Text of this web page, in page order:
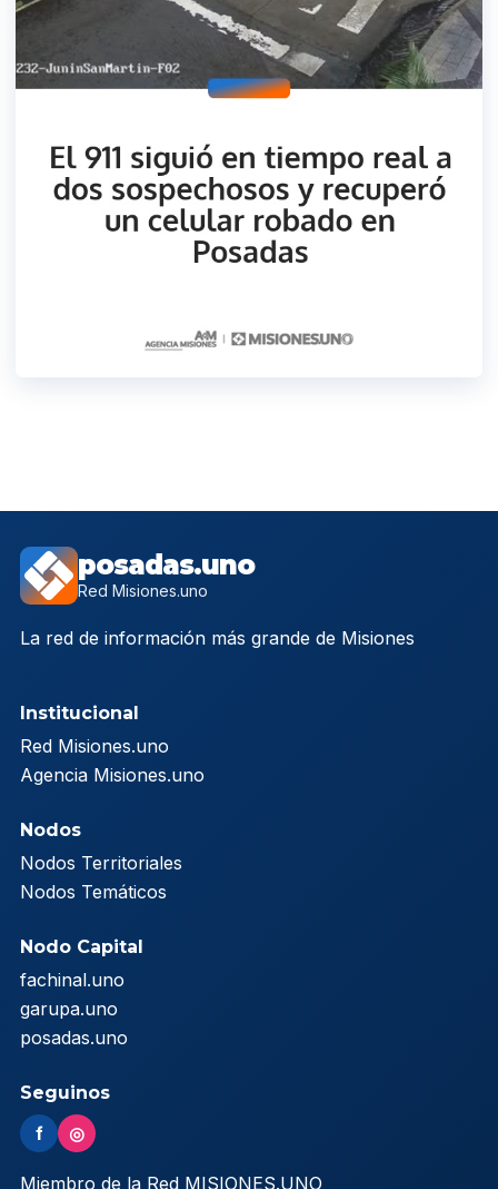
posadas.uno
Red Misiones.uno
La red de información más grande de Misiones
Institucional
Red Misiones.uno
Agencia Misiones.uno
Nodos
Nodos Territoriales
Nodos Temáticos
Nodo Capital
fachinal.uno
garupa.uno
posadas.uno
Seguinos
f ◎
Miembro de la Red MISIONES.UNO